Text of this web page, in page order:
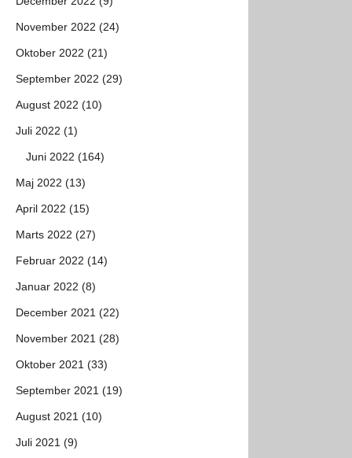
November 2022 (24)
Oktober 2022 (21)
September 2022 (29)
August 2022 (10)
Juli 2022 (1)
Juni 2022 (164)
Maj 2022 (13)
April 2022 (15)
Marts 2022 (27)
Februar 2022 (14)
Januar 2022 (8)
December 2021 (22)
November 2021 (28)
Oktober 2021 (33)
September 2021 (19)
August 2021 (10)
Juli 2021 (9)